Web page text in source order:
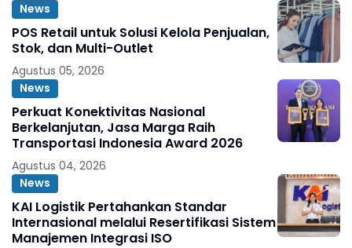
News
POS Retail untuk Solusi Kelola Penjualan,
Stok, dan Multi-Outlet
Agustus 05, 2026
News
Perkuat Konektivitas Nasional
Berkelanjutan, Jasa Marga Raih
Transportasi Indonesia Award 2026
Agustus 04, 2026
News
KAI Logistik Pertahankan Standar
Internasional melalui Resertifikasi Sistem
Manajemen Integrasi ISO